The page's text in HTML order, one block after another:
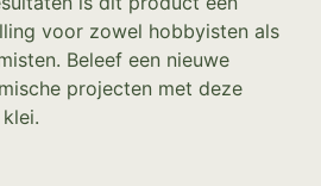
voor zowel hobbyisten als
Beleef een nieuwe
projecten met deze